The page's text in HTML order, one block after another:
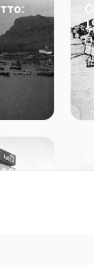
гг
-